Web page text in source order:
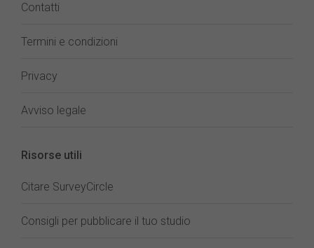
Contatti
Termini e condizioni
Privacy
Avviso legale
Risorse utili
Citare SurveyCircle
Consigli per pubblicare il tuo studio